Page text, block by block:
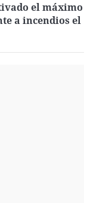
el máximo
a incendios el